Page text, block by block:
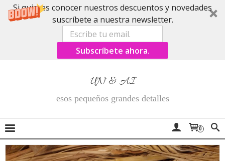
Si quieres conocer nuestros descuentos y novedades
suscríbete a nuestra newsletter.
Subscríbete ahora.
UN & AI
esos pequeños grandes detalles
0